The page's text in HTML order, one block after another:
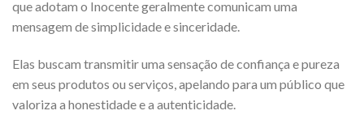
que adotam o Inocente geralmente comunicam uma
mensagem de simplicidade e sinceridade.
Elas buscam transmitir uma sensação de confiança e pureza
em seus produtos ou serviços, apelando para um público que
valoriza a honestidade e a autenticidade.